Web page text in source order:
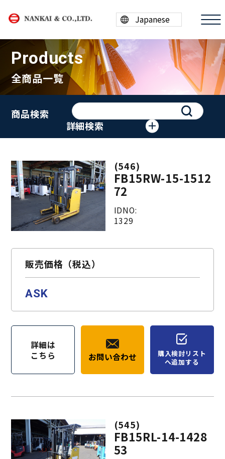
商品情報
買取案内
会社案内
採用情報
ESG/SDGs
Products
全商品一覧
詳細検索
商品検索
(546)
FB15RW-15-1512
72
IDNO:
1329
販売価格（税込）
ASK
詳細は
こちら
お問い合わせ
購入検討リスト
へ追加する
(545)
FB15RL-14-1428
53